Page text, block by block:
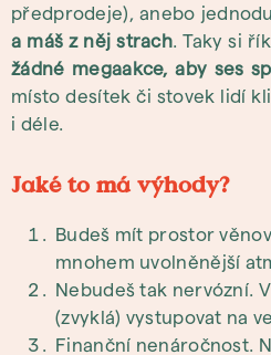
předprodeje), anebo
a máš z něj strach. Taky si
žádné megaakce, aby ses
místo desítek či stovek lidí
i déle.
Jaké to má výhody?
Budeš mít prostor
mnohem uvolněnější
Nebudeš tak nervózní.
(zvyklá) vystupovat na
Finanční nenáročnost.